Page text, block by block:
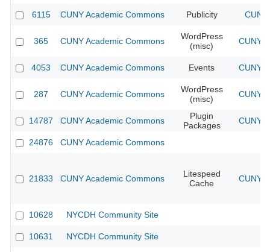
6115 CUNY Academic Commons Publicity
365 CUNY Academic Commons
WordPress
(misc)
CUNY
4053 CUNY Academic Commons Events CUNY
287 CUNY Academic Commons
WordPress
(misc)
CUNY
14787 CUNY Academic Commons
Plugin
Packages
CUNY
24876 CUNY Academic Commons
21833 CUNY Academic Commons
Litespeed
Cache
CUNY
10628 NYCDH Community Site
10631 NYCDH Community Site